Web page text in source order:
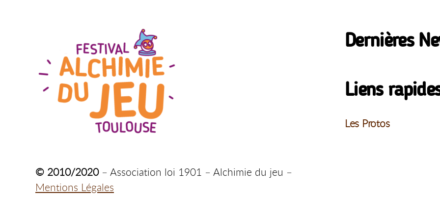
© 2010/2020– Association loi 1901 – Alchimie du jeu –
Mentions Légales
Dernières
Liens
Les Protos